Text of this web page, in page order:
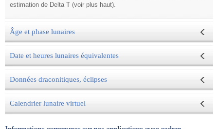
estimation de Delta T (voir plus haut).
Âge et phase lunaires
Date et heures lunaires équivalentes
Données draconitiques, éclipses
Calendrier lunaire virtuel